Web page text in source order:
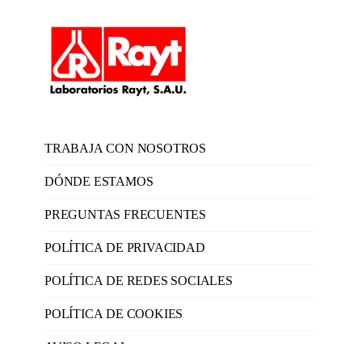
TRABAJA CON NOSOTROS
DÓNDE ESTAMOS
PREGUNTAS FRECUENTES
POLÍTICA DE PRIVACIDAD
POLÍTICA DE REDES SOCIALES
POLÍTICA DE COOKIES